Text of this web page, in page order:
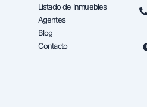
Listado de Inmuebles
Agentes
Blog
Contacto